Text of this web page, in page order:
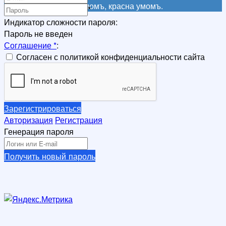
Не красна книга письмомъ, красна умомъ.
*
Индикатор сложности пароля:
Пароль не введен
Соглашение*:
Согласен с политикой конфиденциальности сайта
Зарегистрироваться
Авторизация Регистрация
Генерация пароля
Получить новый пароль